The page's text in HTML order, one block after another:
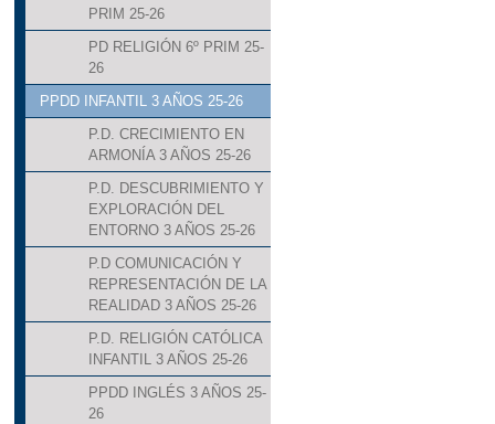
PRIM 25-26
PD RELIGIÓN 6º PRIM 25-
26
PPDD INFANTIL 3 AÑOS 25-26
P.D. CRECIMIENTO EN
ARMONÍA 3 AÑOS 25-26
P.D. DESCUBRIMIENTO Y
EXPLORACIÓN DEL
ENTORNO 3 AÑOS 25-26
P.D COMUNICACIÓN Y
REPRESENTACIÓN DE LA
REALIDAD 3 AÑOS 25-26
P.D. RELIGIÓN CATÓLICA
INFANTIL 3 AÑOS 25-26
PPDD INGLÉS 3 AÑOS 25-
26